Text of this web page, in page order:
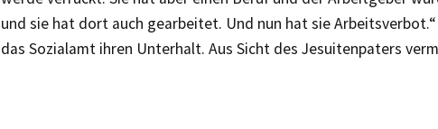
und sie hat dort auch gearbeitet. Und nun hat sie
das Sozialamt ihren Unterhalt. Aus Sicht des Jesuitenpaters